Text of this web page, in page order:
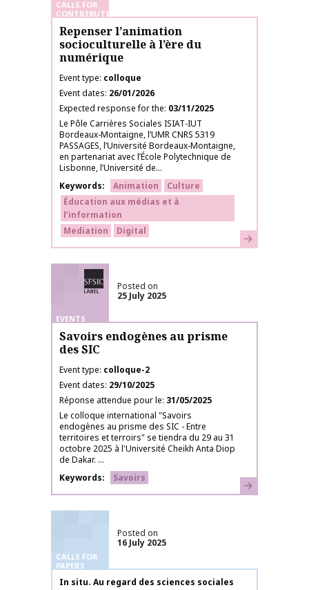
CALLS FOR
CONTRIBUTIONS
Repenser l’animation
socioculturelle à l’ère du
numérique
Event type colloque
Event dates 26/01/2026
Expected response for the 03/11/2025
Le Pôle Carrières Sociales ISIAT-IUT
Bordeaux-Montaigne, l’UMR CNRS 5319
PASSAGES, l’Université Bordeaux-Montaigne,
en partenariat avec l’École Polytechnique de
Lisbonne, l’Université de...
Keywords
Animation
Culture
Éducation aux médias et à
l’information
Mediation
Digital Learn more
SFSIC labelled
EVENTS
Posted on
25 July 2025
Savoirs endogènes au prisme
des SIC
Event type colloque-2
Event dates 29/10/2025
Réponse attendue pour le 31/05/2025
Le colloque international "Savoirs
endogènes au prisme des SIC - Entre
territoires et terroirs" se tiendra du 29 au 31
octobre 2025 à l'Université Cheikh Anta Diop
de Dakar. ...
Keywords
Savoirs Learn more
CALLS FOR
PAPERS
Posted on
16 July 2025
Publication name
In situ. Au regard des sciences sociales